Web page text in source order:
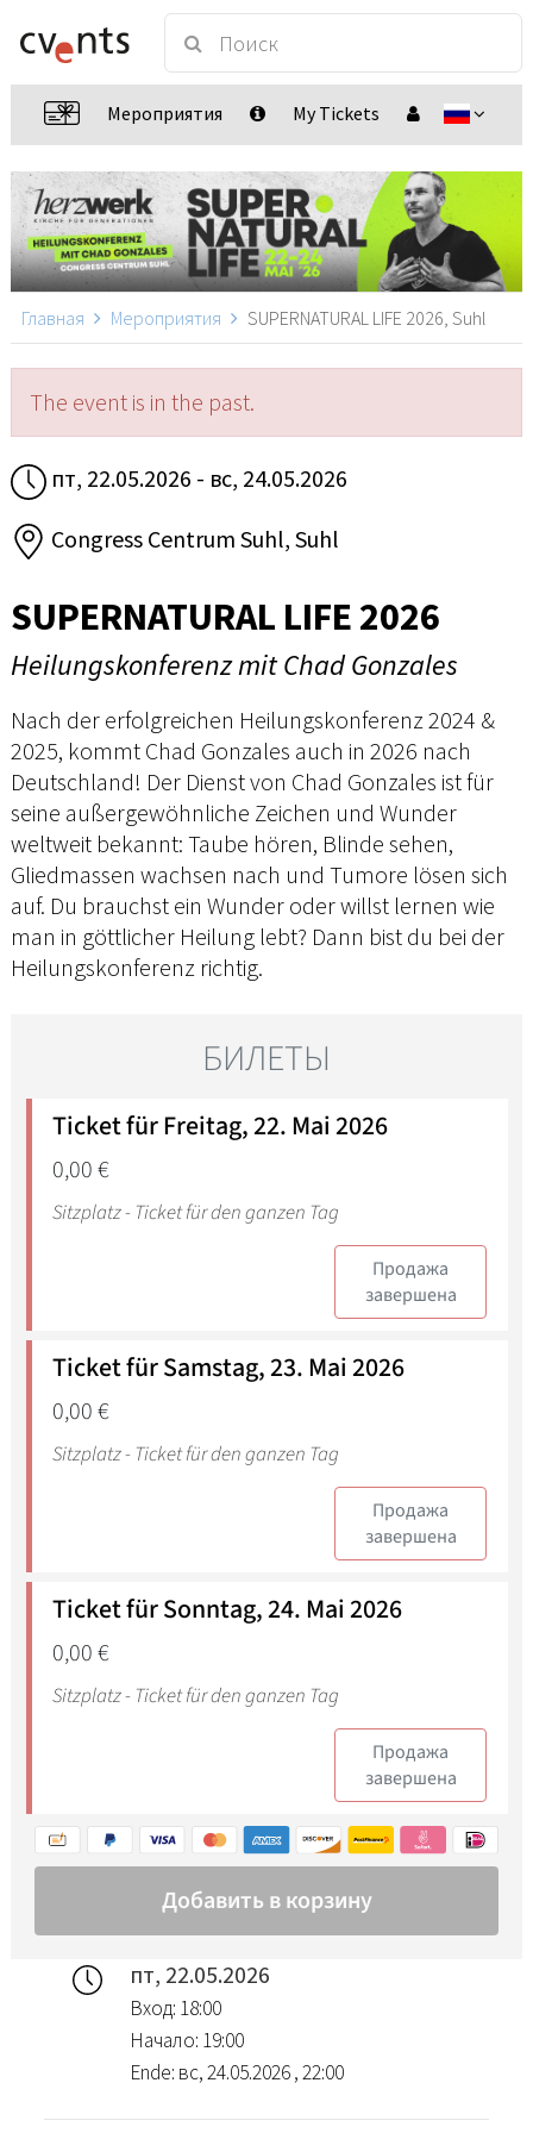
Мероприятия My Tickets
Главная Мероприятия SUPERNATURAL LIFE 2026, Suhl
The event is in the past.
пт, 22.05.2026 - вс, 24.05.2026
Congress Centrum Suhl, Suhl
SUPERNATURAL LIFE 2026
Heilungskonferenz mit Chad Gonzales
Nach der erfolgreichen Heilungskonferenz 2024 &
2025, kommt Chad Gonzales auch in 2026 nach
Deutschland! Der Dienst von Chad Gonzales ist für
seine außergewöhnliche Zeichen und Wunder
weltweit bekannt: Taube hören, Blinde sehen,
Gliedmassen wachsen nach und Tumore lösen sich
auf. Du brauchst ein Wunder oder willst lernen wie
man in göttlicher Heilung lebt? Dann bist du bei der
Heilungskonferenz richtig.
пт, 22.05.2026
Вход: 18:00
Начало: 19:00
Ende: вс, 24.05.2026 , 22:00